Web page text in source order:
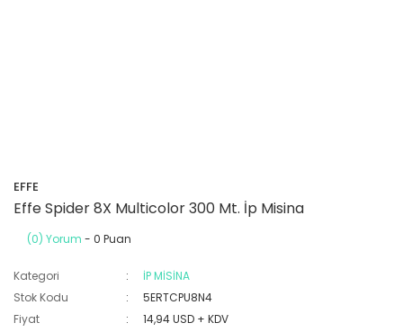
EFFE
Effe Spider 8X Multicolor 300 Mt. İp Misina
(0) Yorum - 0 Puan
Kategori
İP MİSİNA
Stok Kodu
5ERTCPU8N4
Fiyat
14,94 USD + KDV